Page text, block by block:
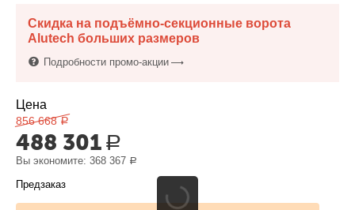
Скидка на подъёмно-секционные ворота
Alutech больших размеров
Подробности промо-акции
Цена
856 668 Р
488 301 Р
Вы экономите:368 367 Р
Предзаказ